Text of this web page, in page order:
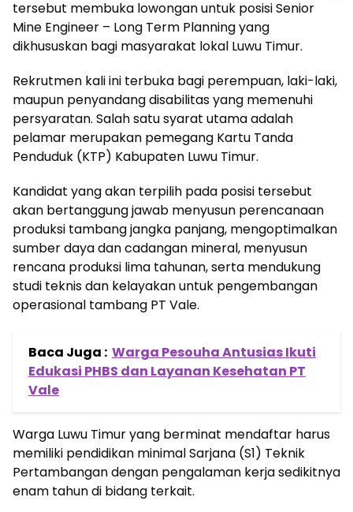
tersebut membuka lowongan untuk posisi Senior
Mine Engineer – Long Term Planning yang
dikhususkan bagi masyarakat lokal Luwu Timur.
Rekrutmen kali ini terbuka bagi perempuan, laki-laki,
maupun penyandang disabilitas yang memenuhi
persyaratan. Salah satu syarat utama adalah
pelamar merupakan pemegang Kartu Tanda
Penduduk (KTP) Kabupaten Luwu Timur.
Kandidat yang akan terpilih pada posisi tersebut
akan bertanggung jawab menyusun perencanaan
produksi tambang jangka panjang, mengoptimalkan
sumber daya dan cadangan mineral, menyusun
rencana produksi lima tahunan, serta mendukung
studi teknis dan kelayakan untuk pengembangan
operasional tambang PT Vale.
Baca Juga : Warga Pesouha Antusias Ikuti
Edukasi PHBS dan Layanan Kesehatan PT
Vale
Warga Luwu Timur yang berminat mendaftar harus
memiliki pendidikan minimal Sarjana (S1) Teknik
Pertambangan dengan pengalaman kerja sedikitnya
enam tahun di bidang terkait.